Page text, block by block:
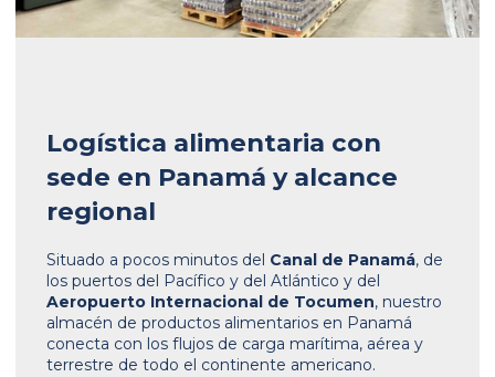
Logística alimentaria con
sede en Panamá y alcance
regional
Situado a pocos minutos del Canal de Panamá, de
los puertos del Pacífico y del Atlántico y del
Aeropuerto Internacional de Tocumen, nuestro
almacén de productos alimentarios en Panamá
conecta con los flujos de carga marítima, aérea y
terrestre de todo el continente americano.